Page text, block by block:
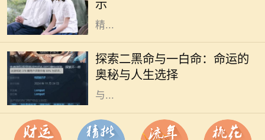
示
里并不讨论政治，而是从个人命运和
精...
探索二黑命与一白命：命运的
奥秘与人生选择
在命理学中，每个人的命运都被认为
与其出生时的八字密切相关。而在这
些八字中，尤其是二黑命和一白命这
两种命理类型，常常引起人们的关注
与...